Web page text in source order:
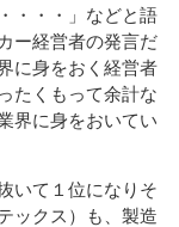
・・・」などと語
ー経営者の発言だ
に身をおく経営者
たくもって余計な
界に身をおいてい
いて１位になりそ
ックス）も、製造